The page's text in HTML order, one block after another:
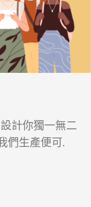
計你獨一無二
們生產便可.